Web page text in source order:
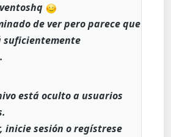
de ver pero parece que
suficientemente
está oculto a usuarios
inicie sesión o regístrese